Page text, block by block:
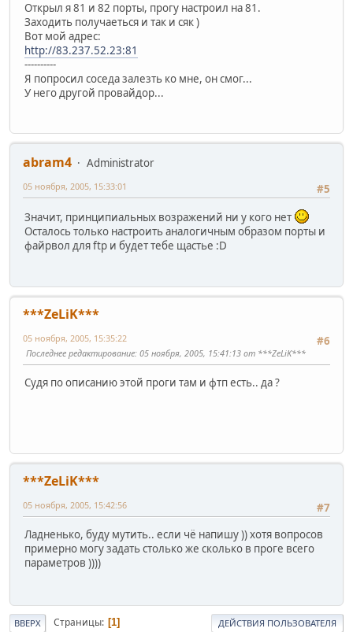
Открыл я 81 и 82 порты, прогу настроил на 81.
Заходить получаеться и так и сяк )
Вот мой адрес:
http://83.237.52.23:81
----------
Я попросил соседа залезть ко мне, он смог...
У него другой провайдор...
abram4
Administrator
#5
05 ноября, 2005, 15:33:01
Значит, принципиальных возражений ни у кого нет
Осталось только настроить аналогичным образом порты и
файрвол для ftp и будет тебе щастье :D
***ZeLiK***
#6
05 ноября, 2005, 15:35:22
Последнее редактирование: 05 ноября, 2005, 15:41:13 от ***ZeLiK***
Судя по описанию этой проги там и фтп есть.. да ?
***ZeLiK***
#7
05 ноября, 2005, 15:42:56
Ладненько, буду мутить.. если чё напишу )) хотя вопросов
примерно могу задать столько же сколько в проге всего
параметров ))))
ВВЕРХ Страницы 1 ДЕЙСТВИЯ ПОЛЬЗОВАТЕЛЯ